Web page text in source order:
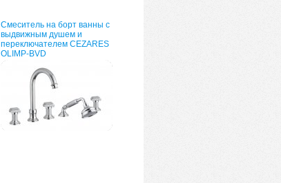
Смеситель на борт ванны с
выдвижным душем и
переключателем CEZARES
OLIMP-BVD